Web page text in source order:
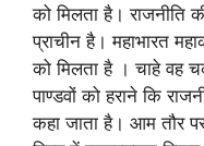
को मिलता है।
प्राचीन है। महाभारत
को मिलता है । चाहे वह
पाण्डवों को हराने कि
कहा जाता है। आम तौर